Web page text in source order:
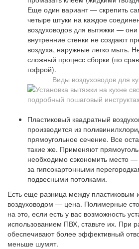
Еще один вариант — скрепить
четыре штуки на каждое
воздуховодов для вытяжки — они
внутренние стенки не создают
воздуха, наружные легко мыть.
сложный процесс сборки (по
гофрой).
Виды воздуховодов для
Пластиковый квадратный
производится из
прямоугольное сечение. Все
такие же. Применяют
необходимо сэкономить место
за гипсокартонными
подвесными потолками.
Есть еще разница между пластиковым
воздуховодом — цена. Полимерные
на это, если есть у вас возможность
использованием ПВХ, ставьте их. При
обеспечивают более эффективный
меньше шумят.